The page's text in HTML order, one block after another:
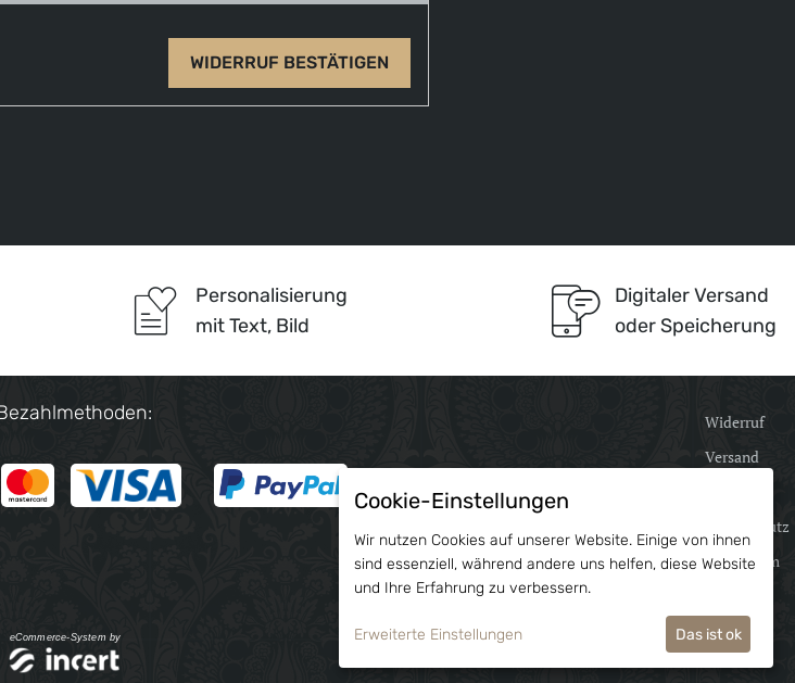
WIDERRUF BESTÄTIGEN
Personalisierung
mit Text, Bild
Digitaler Versand
oder Speicherung
Widerruf
Versand
Datenschutz
Impressum
eCommerce-System by
Cookie-Einstellungen
Wir nutzen Cookies auf unserer Website. Einige von ihnen
sind essenziell, während andere uns helfen, diese Website
und Ihre Erfahrung zu verbessern.
Erweiterte Einstellungen Das ist ok